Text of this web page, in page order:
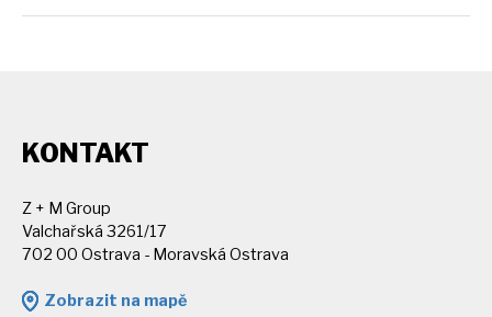
KONTAKT
Z + M Group
Valchařská 3261/17
702 00 Ostrava - Moravská Ostrava
Zobrazit na mapě